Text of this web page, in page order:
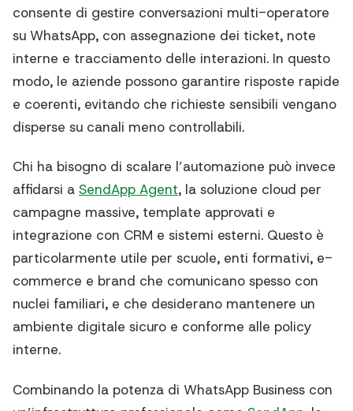
consente di gestire conversazioni multi-operatore
su WhatsApp, con assegnazione dei ticket, note
interne e tracciamento delle interazioni. In questo
modo, le aziende possono garantire risposte rapide
e coerenti, evitando che richieste sensibili vengano
disperse su canali meno controllabili.
Chi ha bisogno di scalare l’automazione può invece
affidarsi a SendApp Agent, la soluzione cloud per
campagne massive, template approvati e
integrazione con CRM e sistemi esterni. Questo è
particolarmente utile per scuole, enti formativi, e-
commerce e brand che comunicano spesso con
nuclei familiari, e che desiderano mantenere un
ambiente digitale sicuro e conforme alle policy
interne.
Combinando la potenza di WhatsApp Business con